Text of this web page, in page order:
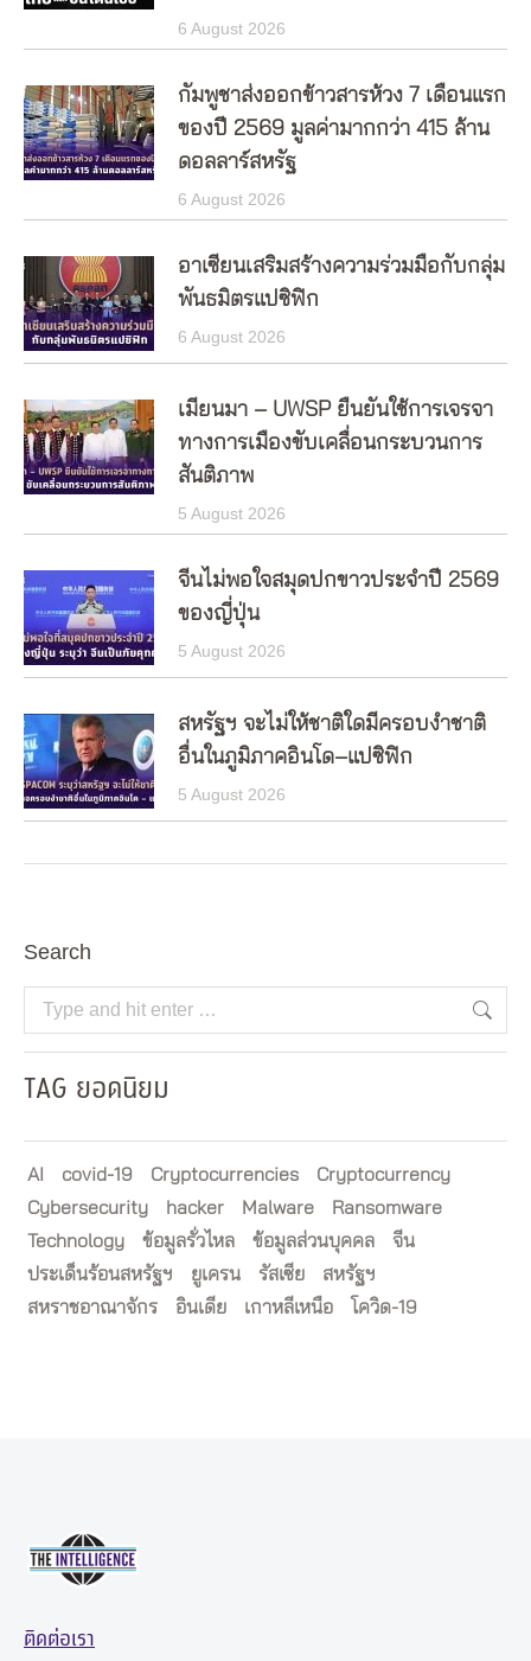
6 August 2026
กัมพูชาส่งออกข้าวสารห้วง 7 เดือนแรก
ของปี 2569 มูลค่ามากกว่า 415 ล้าน
ดอลลาร์สหรัฐ
6 August 2026
อาเซียนเสริมสร้างความร่วมมือกับกลุ่ม
พันธมิตรแปซิฟิก
6 August 2026
เมียนมา – UWSP ยืนยันใช้การเจรจา
ทางการเมืองขับเคลื่อนกระบวนการ
สันติภาพ
5 August 2026
จีนไม่พอใจสมุดปกขาวประจำปี 2569
ของญี่ปุ่น
5 August 2026
สหรัฐฯ จะไม่ให้ชาติใดมีครอบงำชาติ
อื่นในภูมิภาคอินโด–แปซิฟิก
5 August 2026
Search
Search:
TAG ยอดนิยม
AI covid-19 Cryptocurrencies
Cryptocurrency
Cybersecurity
hacker Malware
Ransomware
Technology
ข้อมูลรั่วไหล ข้อมูลส่วนบุคคล
จีน
ประเด็นร้อนสหรัฐฯ
ยูเครน รัสเซีย
สหรัฐฯ
สหราชอาณาจักร
อินเดีย เกาหลีเหนือ โควิด-19
ติดต่อเรา